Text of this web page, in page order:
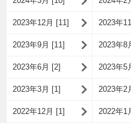
2023年12月 [11] 2023年
2023年9月 [11] 2023年8
2023年6月 [2] 2023年5
2023年3月 [1] 2023年2
2022年12月 [1] 2022年1